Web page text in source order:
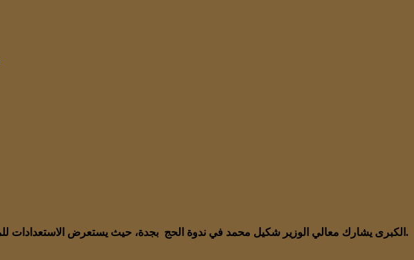
الكبرى يشارك معالي الوزير شكيل محمد في ندوة الحج بجدة، حيث يستعرض الاستعدادات للموسم على أعلى المستويات.